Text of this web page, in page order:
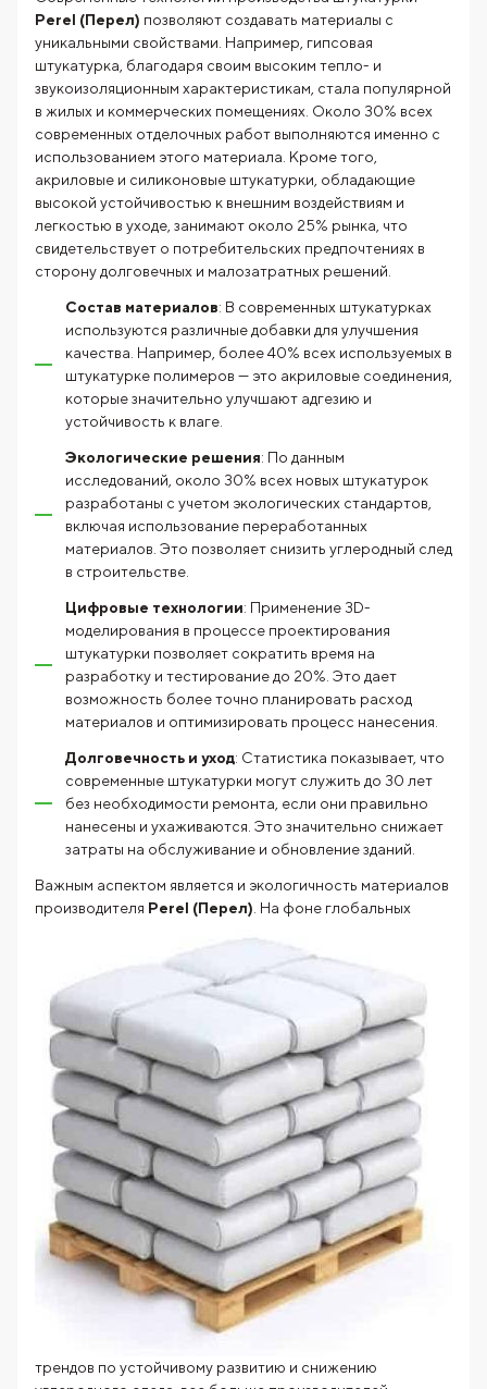
Perel (Перел) позволяют создавать материалы с
уникальными свойствами. Например, гипсовая
штукатурка, благодаря своим высоким тепло- и
звукоизоляционным характеристикам, стала популярной
в жилых и коммерческих помещениях. Около 30% всех
современных отделочных работ выполняются именно с
использованием этого материала. Кроме того,
акриловые и силиконовые штукатурки, обладающие
высокой устойчивостью к внешним воздействиям и
легкостью в уходе, занимают около 25% рынка, что
свидетельствует о потребительских предпочтениях в
сторону долговечных и малозатратных решений.
Состав материалов: В современных штукатурках
используются различные добавки для улучшения
качества. Например, более 40% всех используемых в
штукатурке полимеров — это акриловые соединения,
которые значительно улучшают адгезию и
устойчивость к влаге.
Экологические решения: По данным
исследований, около 30% всех новых штукатурок
разработаны с учетом экологических стандартов,
включая использование переработанных
материалов. Это позволяет снизить углеродный след
в строительстве.
Цифровые технологии: Применение 3D-
моделирования в процессе проектирования
штукатурки позволяет сократить время на
разработку и тестирование до 20%. Это дает
возможность более точно планировать расход
материалов и оптимизировать процесс нанесения.
Долговечность и уход: Статистика показывает, что
современные штукатурки могут служить до 30 лет
без необходимости ремонта, если они правильно
нанесены и ухаживаются. Это значительно снижает
затраты на обслуживание и обновление зданий.
Важным аспектом является и экологичность материалов
производителя Perel (Перел) . На фоне глобальных
трендов по устойчивому развитию и снижению